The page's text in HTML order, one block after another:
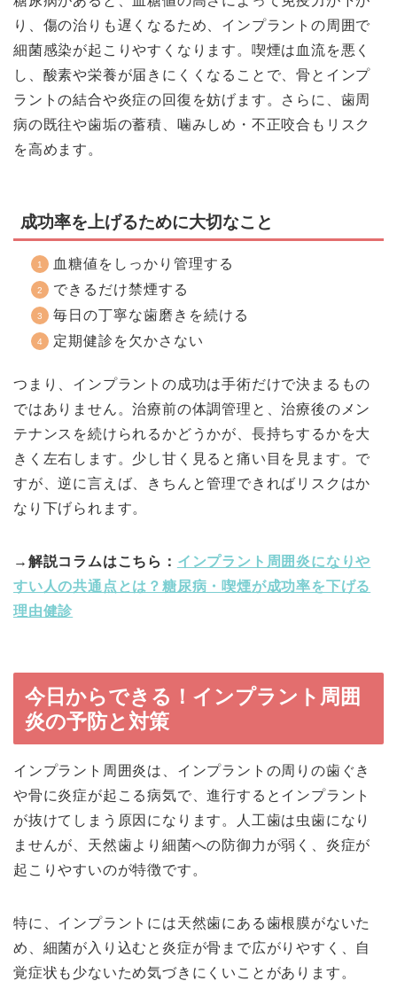
り、傷の治りも遅くなるため、インプラントの周囲で
細菌感染が起こりやすくなります。喫煙は血流を悪く
し、酸素や栄養が届きにくくなることで、骨とインプ
ラントの結合や炎症の回復を妨げます。さらに、歯周
病の既往や歯垢の蓄積、噛みしめ・不正咬合もリスク
を高めます。
成功率を上げるために大切なこと
血糖値をしっかり管理する
できるだけ禁煙する
毎日の丁寧な歯磨きを続ける
定期健診を欠かさない
つまり、インプラントの成功は手術だけで決まるもの
ではありません。治療前の体調管理と、治療後のメン
テナンスを続けられるかどうかが、長持ちするかを大
きく左右します。少し甘く見ると痛い目を見ます。で
すが、逆に言えば、きちんと管理できればリスクはか
なり下げられます。
→解説コラムはこちら： インプラント周囲炎になりや
すい人の共通点とは？糖尿病・喫煙が成功率を下げる
理由健診
今日からできる！インプラント周囲
炎の予防と対策
インプラント周囲炎は、インプラントの周りの歯ぐき
や骨に炎症が起こる病気で、進行するとインプラント
が抜けてしまう原因になります。人工歯は虫歯になり
ませんが、天然歯より細菌への防御力が弱く、炎症が
起こりやすいのが特徴です。
特に、インプラントには天然歯にある歯根膜がないた
め、細菌が入り込むと炎症が骨まで広がりやすく、自
覚症状も少ないため気づきにくいことがあります。